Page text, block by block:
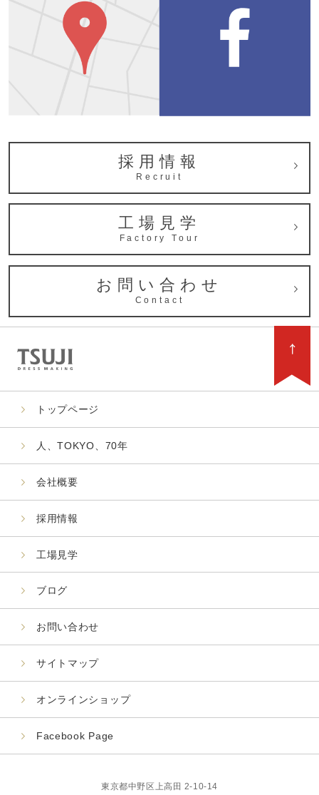
採用情報
Recruit
工場見学
Factory Tour
お問い合わせ
Contact
トップページ
人、TOKYO、70年
会社概要
採用情報
工場見学
ブログ
お問い合わせ
サイトマップ
オンラインショップ
Facebook Page
東京都中野区上高田 2-10-14